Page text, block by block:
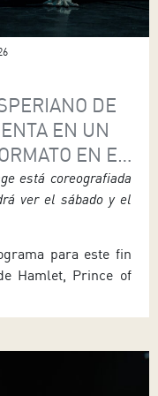
DE
EN UN
EN EL
está coreografiada
ver el sábado y el
para este fin
Hamlet, Prince of
con la dirección
de los mejores
el papel de